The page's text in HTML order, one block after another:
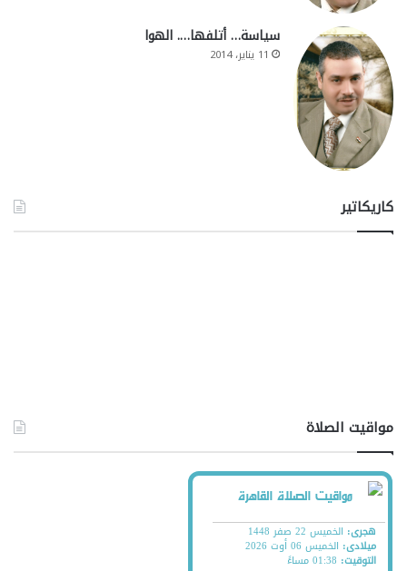
سياسة… أتلفها…. الهوا
11 يناير، 2014
كاريكاتير
مواقيت الصلاة